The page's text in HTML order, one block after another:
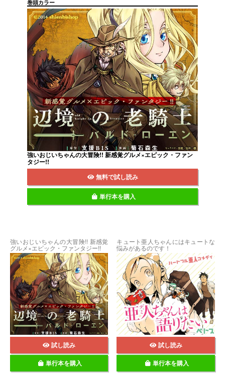
巻頭カラー
強いおじいちゃんの大冒険!! 新感覚グルメ×エピック・ファン
タジー!!
無料で試し読み
単行本を購入
強いおじいちゃんの大冒険!! 新感覚
グルメ×エピック・ファンタジー!!
試し読み
単行本を購入
キュート亜人ちゃんにはキュートな
悩みがあるのです！
試し読み
単行本を購入